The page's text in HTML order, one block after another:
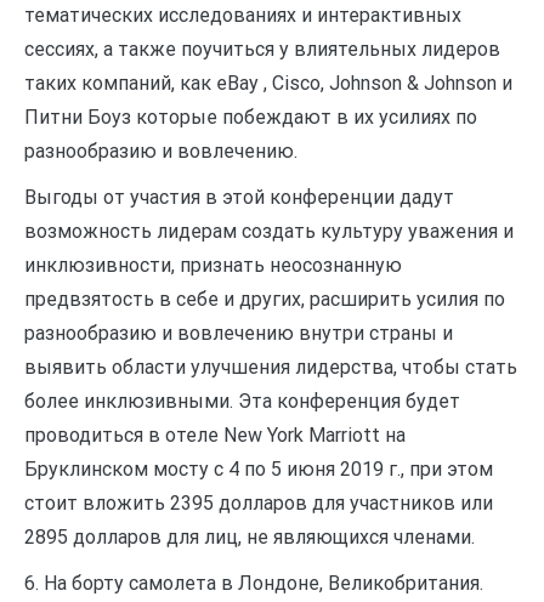
тематических исследованиях и интерактивных
сессиях, а также поучиться у влиятельных лидеров
таких компаний, как eBay , Cisco, Johnson & Johnson и
Питни Боуз которые побеждают в их усилиях по
разнообразию и вовлечению.
Выгоды от участия в этой конференции дадут
возможность лидерам создать культуру уважения и
инклюзивности, признать неосознанную
предвзятость в себе и других, расширить усилия по
разнообразию и вовлечению внутри страны и
выявить области улучшения лидерства, чтобы стать
более инклюзивными. Эта конференция будет
проводиться в отеле New York Marriott на
Бруклинском мосту с 4 по 5 июня 2019 г., при этом
стоит вложить 2395 долларов для участников или
2895 долларов для лиц, не являющихся членами.
6. На борту самолета в Лондоне, Великобритания.